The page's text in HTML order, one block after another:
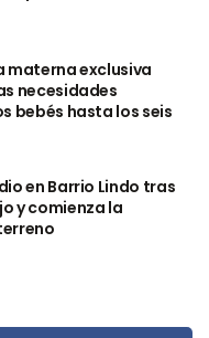
materna exclusiva
necesidades
bebés hasta los seis
en Barrio Lindo tras
y comienza la